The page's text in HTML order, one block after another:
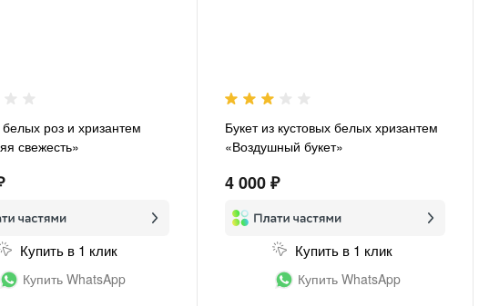
белых роз и хризантем
свежесть»
Купить в 1 клик
Купить WhatsApp
Букет из кустовых белых хризантем
«Воздушный букет»
4 000 ₽
Купить в 1 клик
Купить WhatsApp